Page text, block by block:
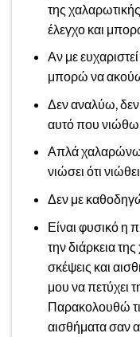
της
έλεγχο και
Αν με
μπορώ να
Δεν αναλύω, δεν
αυτό που
Απλά χαλαρώνω
νιώσει ότι
Δεν με
Είναι φυσικό η
την διάρκεια
σκέψεις και
μου να πετύχει
Παρακολουθώ
αισθήματα σαν